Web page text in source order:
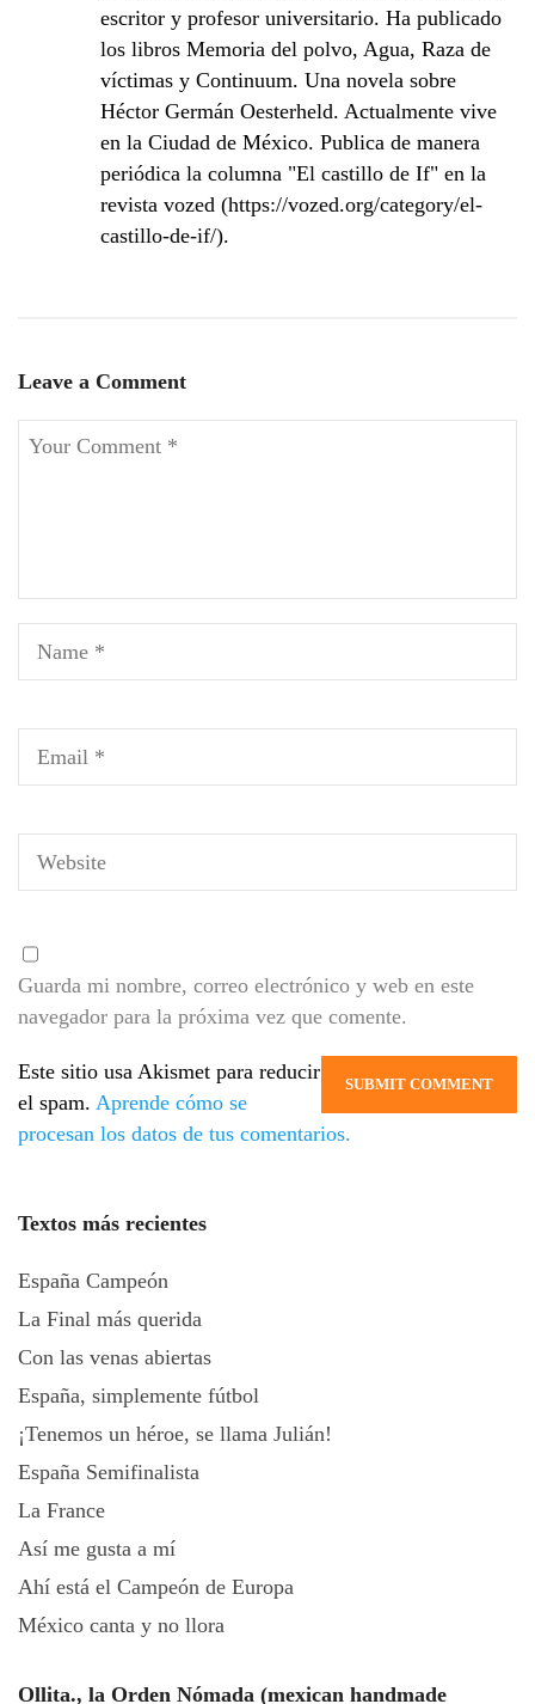
escritor y profesor universitario. Ha publicado
los libros Memoria del polvo, Agua, Raza de
víctimas y Continuum. Una novela sobre
Héctor Germán Oesterheld. Actualmente vive
en la Ciudad de México. Publica de manera
periódica la columna "El castillo de If" en la
revista vozed (https://vozed.org/category/el-
castillo-de-if/).
Leave a Comment
Guarda mi nombre, correo electrónico y web en este
navegador para la próxima vez que comente.
Este sitio usa Akismet para reducir
el spam. Aprende cómo se
procesan los datos de tus comentarios.
Textos más recientes
España Campeón
La Final más querida
Con las venas abiertas
España, simplemente fútbol
¡Tenemos un héroe, se llama Julián!
España Semifinalista
La France
Así me gusta a mí
Ahí está el Campeón de Europa
México canta y no llora
Ollita., la Orden Nómada (mexican handmade